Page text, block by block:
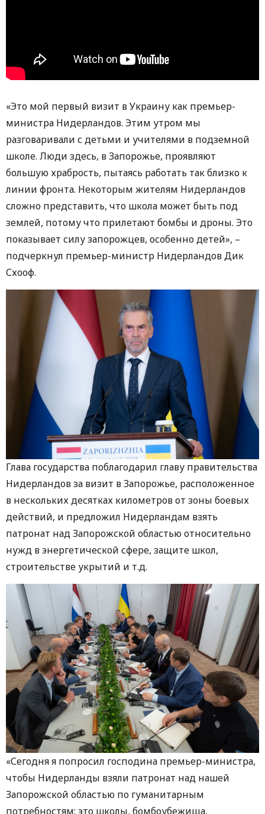
«Это мой первый визит в Украину как премьер-
министра Нидерландов. Этим утром мы
разговаривали с детьми и учителями в подземной
школе. Люди здесь, в Запорожье, проявляют
большую храбрость, пытаясь работать так близко к
линии фронта. Некоторым жителям Нидерландов
сложно представить, что школа может быть под
землей, потому что прилетают бомбы и дроны. Это
показывает силу запорожцев, особенно детей», –
подчеркнул премьер-министр Нидерландов Дик
Схооф.
Глава государства поблагодарил главу правительства
Нидерландов за визит в Запорожье, расположенное
в нескольких десятках километров от зоны боевых
действий, и предложил Нидерландам взять
патронат над Запорожской областью относительно
нужд в энергетической сфере, защите школ,
строительстве укрытий и т.д.
«Сегодня я попросил господина премьер-министра,
чтобы Нидерланды взяли патронат над нашей
Запорожской областью по гуманитарным
потребностям: это школы, бомбоубежища,